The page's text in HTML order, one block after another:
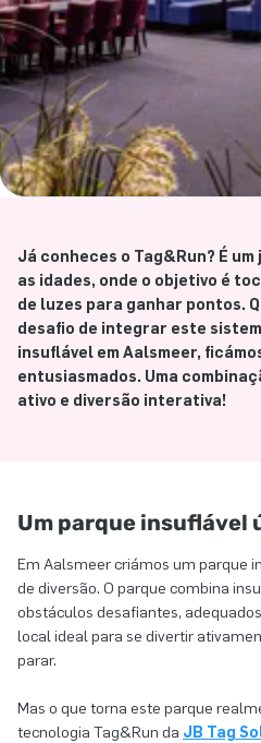
Já conheces o Tag&Run? É
as idades, onde o objetivo é
de luzes para ganhar pontos.
desafio de integrar este
insuflável em Aalsmeer,
entusiasmados. Uma
ativo e diversão interativa!
Um parque insuflável
Em Aalsmeer criámos um parque
de diversão. O parque combina
obstáculos desafiantes,
local ideal para se divertir
parar.
Mas o que torna este parque
tecnologia Tag&Run da JB Tag